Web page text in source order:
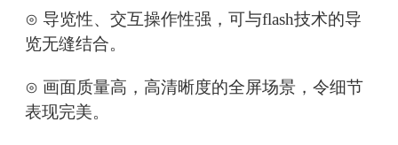
⊙ 导览性、交互操作性强，可与flash技术的导
览无缝结合。
⊙ 画面质量高，高清晰度的全屏场景，令细节
表现完美。